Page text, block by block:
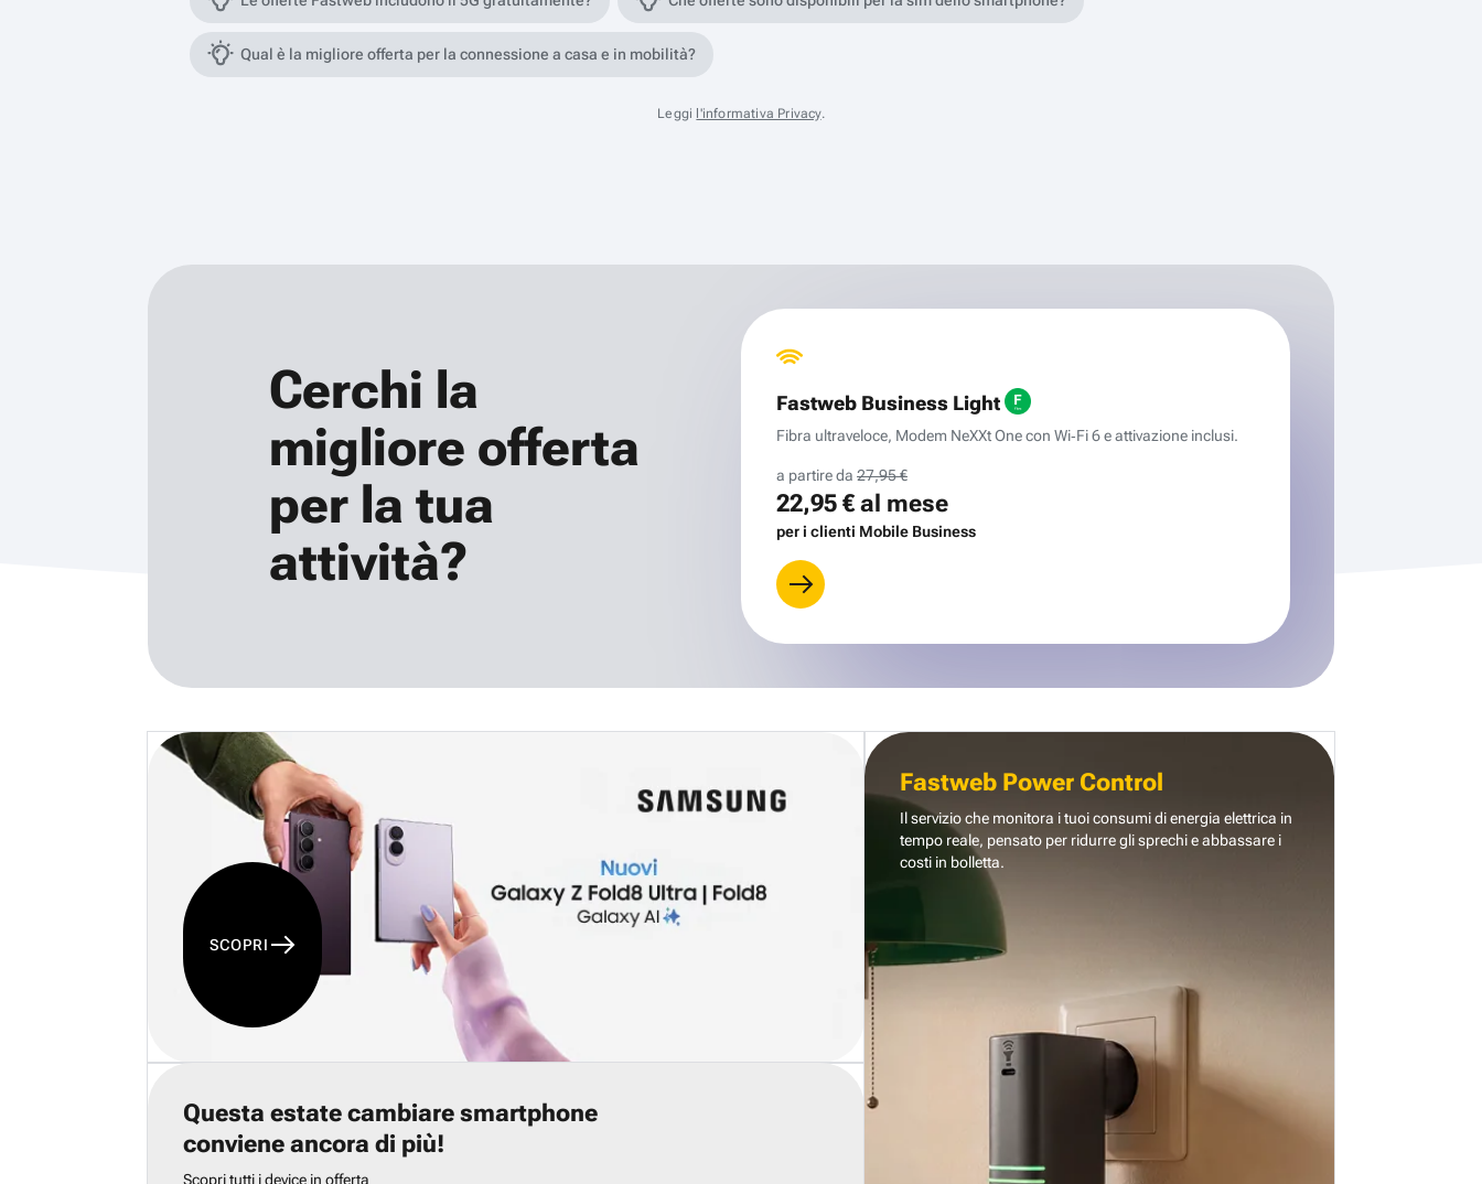
Qual è la migliore offerta per la connessione a casa e in mobilità?
Leggi l'informativa Privacy.
Cerchi la
migliore offerta
per la tua
attività?
Fastweb Business Light
Fibra ultraveloce, Modem NeXXt One con Wi‑Fi 6 e attivazione inclusi.
a partire da 27,95 €
22,95 €al mese
per i clienti Mobile Business
SCOPRI
Questa estate cambiare smartphone
conviene ancora di più!
Scopri tutti i device in offerta
Fastweb Power Control
Il servizio che monitora i tuoi consumi di energia elettrica in
tempo reale, pensato per ridurre gli sprechi e abbassare i
costi in bolletta.